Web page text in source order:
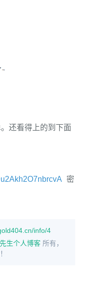
还看得上的到下面
密
info/4
生个人博客 所有，